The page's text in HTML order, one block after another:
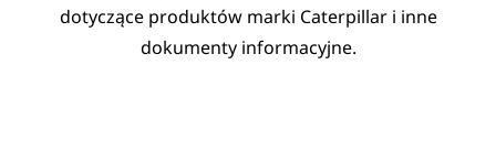
dotyczące produktów marki Caterpillar i inne
dokumenty informacyjne.